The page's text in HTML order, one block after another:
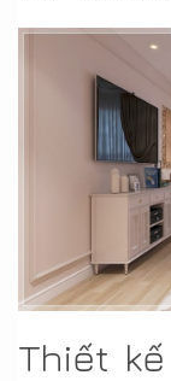
Thiết